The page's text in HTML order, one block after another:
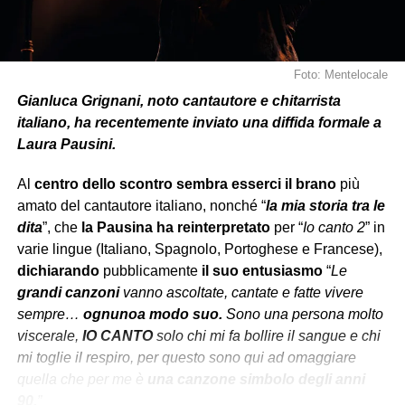
Foto: Mentelocale
Gianluca Grignani, noto cantautore e chitarrista
italiano, ha recentemente inviato una diffida formale a
Laura Pausini.
Al centro dello scontro sembra esserci il branopiù
amato del cantautore italiano, nonché “la mia storia tra le
dita”, chela Pausina ha reinterpretatoper “Io canto 2” in
varie lingue (Italiano, Spagnolo, Portoghese e Francese),
dichiarandopubblicamente il suo entusiasmo“Le
grandi canzonivanno ascoltate, cantate e fatte vivere
sempre… ognunoa modo suo. Sono una persona molto
viscerale, IO CANTOsolo chi mi fa bollire il sangue e chi
mi toglie il respiro, per questo sono qui ad omaggiare
simbolo degli anni